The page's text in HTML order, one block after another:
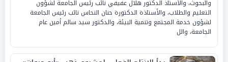
والبحوث، والأستاذ الدكتور هلال عفيفي نائب رئيس الجامعة لشؤون
التعليم والطلاب، والأستاذة الدكتورة حنان النحاس نائب رئيس الجامعة
لشؤون خدمة المجتمع وتنمية البيئة، والدكتور سيد سالم أمين عام
الجامعة، والل